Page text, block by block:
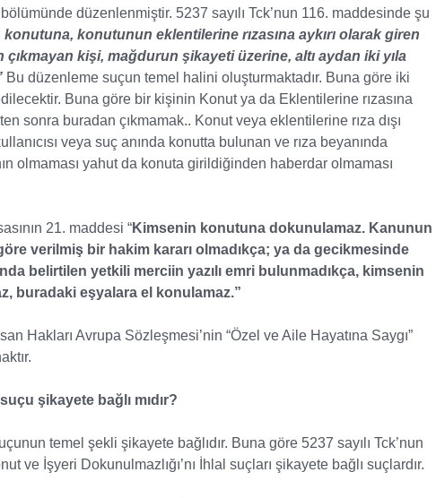
düzenlenmiştir. 5237 sayılı Tck’nun 116. maddesinde şu
konutunun eklentilerine rızasına aykırı olarak giren
kişi, mağdurun şikayeti üzerine, altı aydan iki yıla
Bu düzenleme suçun temel halini oluşturmaktadır. Buna göre iki
Buna göre bir kişinin Konut ya da Eklentilerine rızasına
sonra buradan çıkmamak.. Konut veya eklentilerine rıza dışı
veya suç anında konutta bulunan ve rıza beyanında
olmaması yahut da konuta girildiğinden haberdar olmaması
21. maddesi “Kimsenin konutuna dokunulamaz. Kanunun
verilmiş bir hakim kararı olmadıkça; ya da gecikmesinde
belirtilen yetkili merciin yazılı emri bulunmadıkça, kimsenin
buradaki eşyalara el konulamaz.”
Avrupa Sözleşmesi’nin “Özel ve Aile Hayatına Saygı”
şikayete bağlı mıdır?
temel şekli şikayete bağlıdır. Buna göre 5237 sayılı Tck’nun
ve İşyeri Dokunulmazlığı’nı İhlal suçları şikayete bağlı suçlardır.